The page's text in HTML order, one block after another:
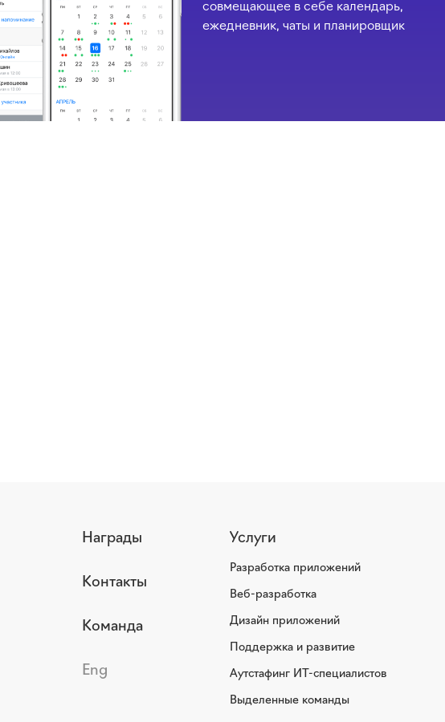
совмещающее в себе календарь,
ежедневник, чаты и планировщик
Награды
Контакты
Команда
Eng
Услуги
Разработка приложений
Веб-разработка
Дизайн приложений
Поддержка и развитие
Аутстафинг ИТ-специалистов
Выделенные команды